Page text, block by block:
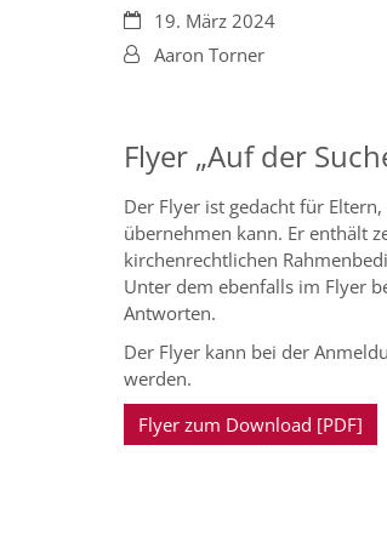
Datum:19. März 2024
Von:Aaron Torner
Flyer „Auf der
Der Flyer ist gedacht für
übernehmen kann. Er enthält
kirchenrechtlichen
Unter dem ebenfalls im Flyer
Antworten.
Der Flyer kann bei der
werden.
Flyer zum Download [PDF]